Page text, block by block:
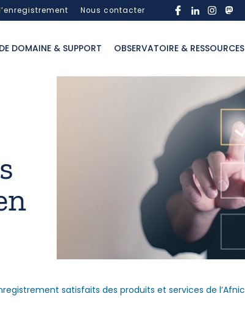
Nous contacter
DOMAINE & SUPPORT OBSERVATOIRE & RESSOURCES
satisfaits des produits et services de l’Afnic